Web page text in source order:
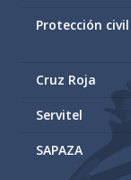
Protección civil
Cruz Roja
Servitel
SAPAZA